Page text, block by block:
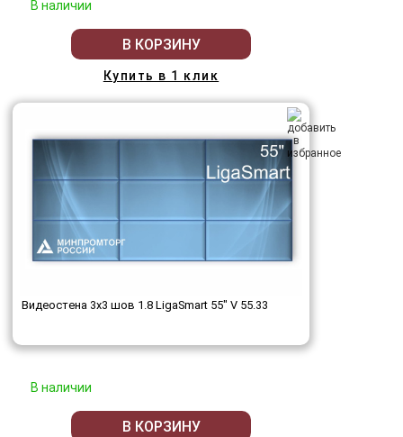
В наличии
В КОРЗИНУ
Купить в 1 клик
Видеостена 3x3 шов 1.8 LigaSmart 55" V 55.33
В наличии
В КОРЗИНУ